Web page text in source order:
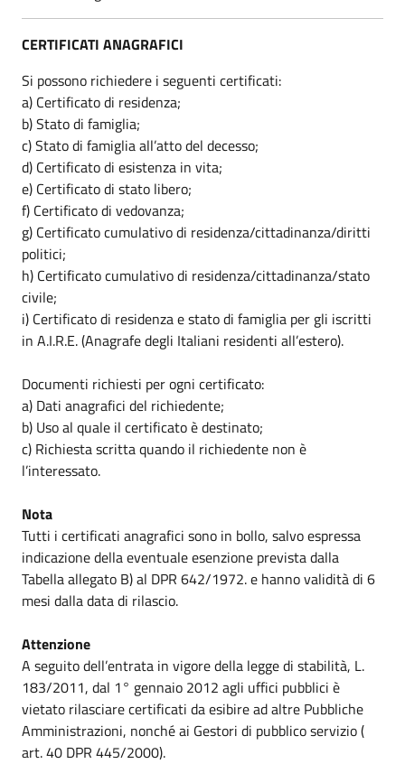
CERTIFICATI ANAGRAFICI
Si possono richiedere i seguenti certificati:
a) Certificato di residenza;
b) Stato di famiglia;
c) Stato di famiglia all’atto del decesso;
d) Certificato di esistenza in vita;
e) Certificato di stato libero;
f) Certificato di vedovanza;
g) Certificato cumulativo di residenza/cittadinanza/diritti
politici;
h) Certificato cumulativo di residenza/cittadinanza/stato
civile;
i) Certificato di residenza e stato di famiglia per gli iscritti
in A.I.R.E. (Anagrafe degli Italiani residenti all’estero).
Documenti richiesti per ogni certificato:
a) Dati anagrafici del richiedente;
b) Uso al quale il certificato è destinato;
c) Richiesta scritta quando il richiedente non è
l’interessato.
Nota
Tutti i certificati anagrafici sono in bollo, salvo espressa
indicazione della eventuale esenzione prevista dalla
Tabella allegato B) al DPR 642/1972. e hanno validità di 6
mesi dalla data di rilascio.
Attenzione
A seguito dell’entrata in vigore della legge di stabilità, L.
183/2011, dal 1° gennaio 2012 agli uffici pubblici è
vietato rilasciare certificati da esibire ad altre Pubbliche
Amministrazioni, nonché ai Gestori di pubblico servizio (
art. 40 DPR 445/2000).